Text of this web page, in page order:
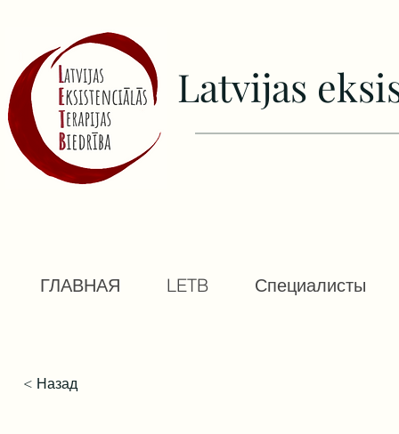
Latvijas
ГЛАВНАЯ LETB Специалисты
< Назад